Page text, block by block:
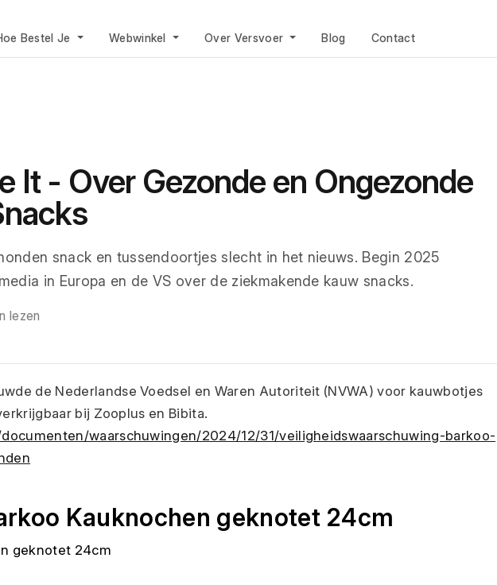
Bestel Je Webwinkel Over Versvoer Blog Contact
It - Over Gezonde en Ongezonde
snack en tussendoortjes slecht in het nieuws. Begin 2025
in Europa en de VS over de ziekmakende kauw snacks.
lezen
de Nederlandse Voedsel en Waren Autoriteit (NVWA) voor kauwbotjes
bij Zooplus en Bibita.
waarschuwingen/2024/12/31/veiligheidswaarschuwing-barkoo-
Kauknochen geknotet 24cm